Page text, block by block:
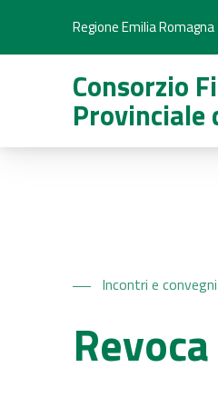
Regione Emilia Romagna
Consorzio
Provinciale
Incontri e convegni